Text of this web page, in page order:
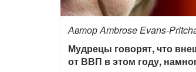
Автор Ambrose Evans-
Мудрецы говорят, что
от ВВП в этом году,